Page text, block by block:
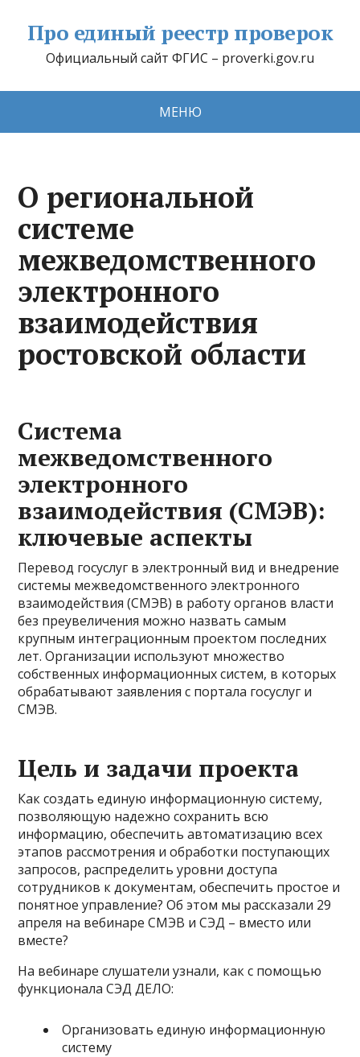
Про единый реестр проверок
Официальный сайт ФГИС – proverki.gov.ru
МЕНЮ
О региональной
системе
межведомственного
электронного
взаимодействия
ростовской области
Система
межведомственного
электронного
взаимодействия (СМЭВ):
ключевые аспекты
Перевод госуслуг в электронный вид и внедрение
системы межведомственного электронного
взаимодействия (СМЭВ) в работу органов власти
без преувеличения можно назвать самым
крупным интеграционным проектом последних
лет. Организации используют множество
собственных информационных систем, в которых
обрабатывают заявления с портала госуслуг и
СМЭВ.
Цель и задачи проекта
Как создать единую информационную систему,
позволяющую надежно сохранить всю
информацию, обеспечить автоматизацию всех
этапов рассмотрения и обработки поступающих
запросов, распределить уровни доступа
сотрудников к документам, обеспечить простое и
понятное управление? Об этом мы рассказали 29
апреля на вебинаре СМЭВ и СЭД – вместо или
вместе?
На вебинаре слушатели узнали, как с помощью
функционала СЭД ДЕЛО:
Организовать единую информационную
систему